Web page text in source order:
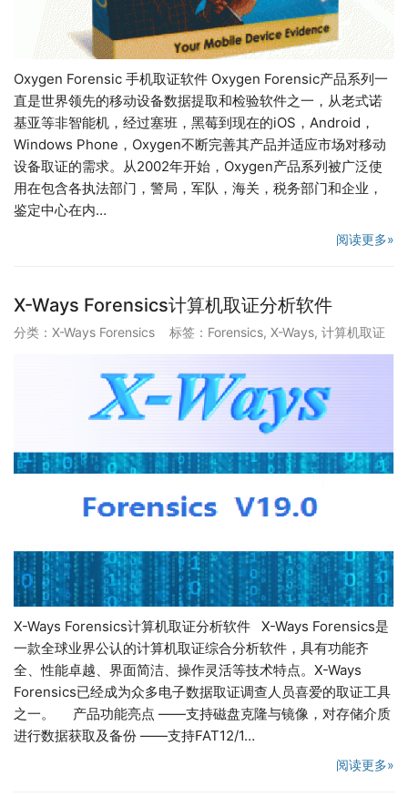
Oxygen Forensic 手机取证软件 Oxygen Forensic产品系列一
直是世界领先的移动设备数据提取和检验软件之一，从老式诺
基亚等非智能机，经过塞班，黑莓到现在的iOS，Android，
Windows Phone，Oxygen不断完善其产品并适应市场对移动
设备取证的需求。从2002年开始，Oxygen产品系列被广泛使
用在包含各执法部门，警局，军队，海关，税务部门和企业，
鉴定中心在内…
阅读更多»
X-Ways Forensics计算机取证分析软件
分类： X-Ways Forensics 标签： Forensics, X-Ways, 计算机取证
X-Ways Forensics计算机取证分析软件 X-Ways Forensics是
一款全球业界公认的计算机取证综合分析软件，具有功能齐
全、性能卓越、界面简洁、操作灵活等技术特点。X-Ways
Forensics已经成为众多电子数据取证调查人员喜爱的取证工具
之一。 产品功能亮点 ——支持磁盘克隆与镜像，对存储介质
进行数据获取及备份 ——支持FAT12/1…
阅读更多»